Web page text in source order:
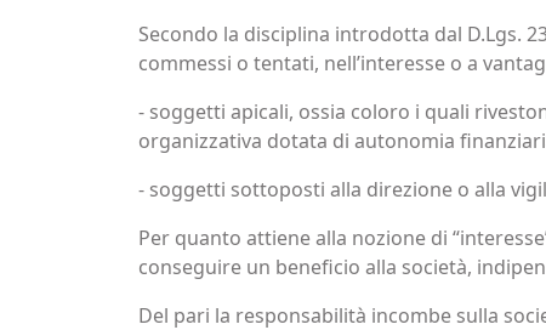
Secondo la disciplina introdotta dal D.Lgs.
commessi o tentati, nell’interesse o a
- soggetti apicali, ossia coloro i quali
organizzativa dotata di autonomia
- soggetti sottoposti alla direzione o alla
Per quanto attiene alla nozione di
conseguire un beneficio alla società,
Del pari la responsabilità incombe sulla